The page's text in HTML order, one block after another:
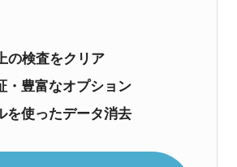
の検査をクリア
・豊富なオプション
を使ったデータ消去